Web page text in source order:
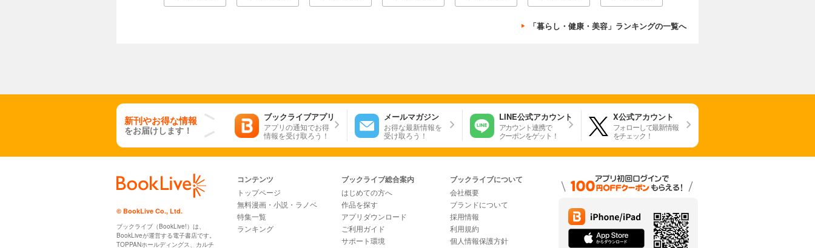
「暮らし・健康・美容」ランキングの一覧へ
新刊やお得な情報
をお届けします！
ブックライブアプリ
アプリの通知でお得
情報を受け取ろう！
メールマガジン
お得な最新情報を
受け取ろう！
LINE公式アカウント
アカウント連携で
クーポンをゲット！
X公式アカウント
フォローして最新情報
をチェック！
© BookLive Co., Ltd.
ブックライブ（BookLive!）は、
BookLiveが運営する電子書店です。
TOPPANホールディングス、カルチ
コンテンツ
トップページ
無料漫画・小説・ラノベ
特集一覧
ランキング
ブックライブ総合案内
はじめての方へ
作品を探す
アプリダウンロード
ご利用ガイド
サポート環境
ブックライブについて
会社概要
ブランドについて
採用情報
利用規約
個人情報保護方針